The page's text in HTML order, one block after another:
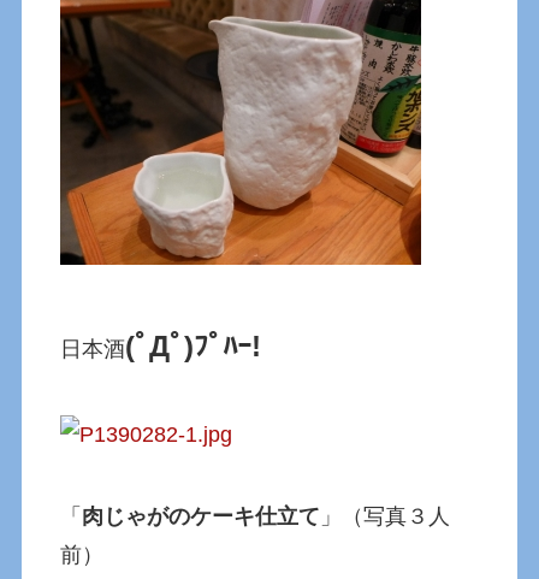
日本酒(ﾟДﾟ)ﾌﾟﾊｰ!
「 肉じゃがのケーキ仕立て 」（写真３人
前）